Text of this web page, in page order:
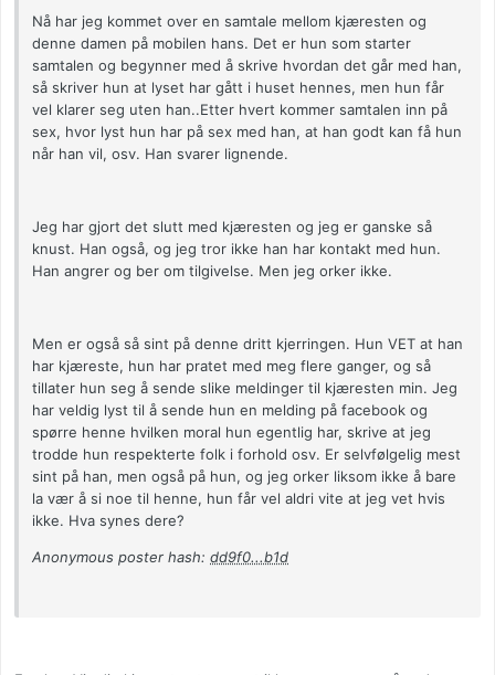
Nå har jeg kommet over en samtale mellom kjæresten og
denne damen på mobilen hans. Det er hun som starter
samtalen og begynner med å skrive hvordan det går med han,
så skriver hun at lyset har gått i huset hennes, men hun får
vel klarer seg uten han..Etter hvert kommer samtalen inn på
sex, hvor lyst hun har på sex med han, at han godt kan få hun
når han vil, osv. Han svarer lignende.
Jeg har gjort det slutt med kjæresten og jeg er ganske så
knust. Han også, og jeg tror ikke han har kontakt med hun.
Han angrer og ber om tilgivelse. Men jeg orker ikke.
Men er også så sint på denne dritt kjerringen. Hun VET at han
har kjæreste, hun har pratet med meg flere ganger, og så
tillater hun seg å sende slike meldinger til kjæresten min. Jeg
har veldig lyst til å sende hun en melding på facebook og
spørre henne hvilken moral hun egentlig har, skrive at jeg
trodde hun respekterte folk i forhold osv. Er selvfølgelig mest
sint på han, men også på hun, og jeg orker liksom ikke å bare
la vær å si noe til henne, hun får vel aldri vite at jeg vet hvis
ikke. Hva synes dere?
Anonymous poster hash: dd9f0...b1d